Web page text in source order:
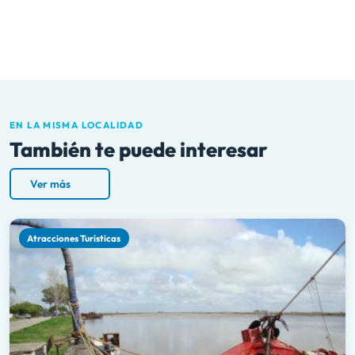
EN LA MISMA LOCALIDAD
También te puede interesar
Ver más
Atracciones Turísticas